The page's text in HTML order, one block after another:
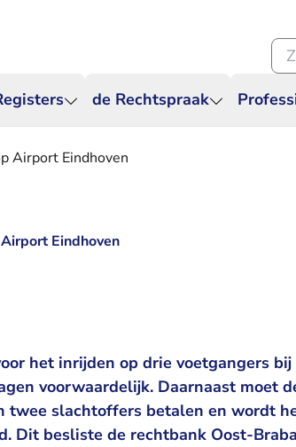
de Rechtspraak
Airport Eindhoven
Eindhoven
het inrijden op drie voetgangers
voorwaardelijk. Daarnaast moet
twee slachtoffers betalen en wordt
Dit besliste de rechtbank Oost-